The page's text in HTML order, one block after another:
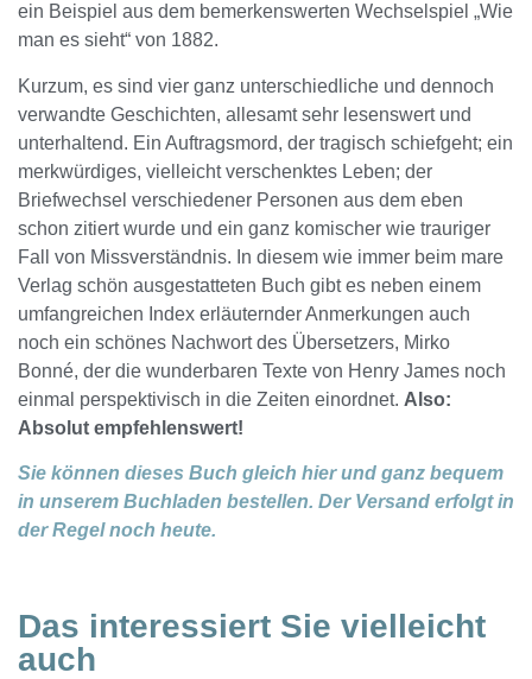
ein Beispiel aus dem bemerkenswerten Wechselspiel „Wie
man es sieht“ von 1882.
Kurzum, es sind vier ganz unterschiedliche und dennoch
verwandte Geschichten, allesamt sehr lesenswert und
unterhaltend. Ein Auftragsmord, der tragisch schiefgeht; ein
merkwürdiges, vielleicht verschenktes Leben; der
Briefwechsel verschiedener Personen aus dem eben
schon zitiert wurde und ein ganz komischer wie trauriger
Fall von Missverständnis. In diesem wie immer beim mare
Verlag schön ausgestatteten Buch gibt es neben einem
umfangreichen Index erläuternder Anmerkungen auch
noch ein schönes Nachwort des Übersetzers, Mirko
Bonné, der die wunderbaren Texte von Henry James noch
einmal perspektivisch in die Zeiten einordnet. Also:
Absolut empfehlenswert!
Sie können dieses Buch gleich hier und ganz bequem
in unserem Buchladen bestellen. Der Versand erfolgt in
der Regel noch heute.
Das interessiert Sie vielleicht
auch